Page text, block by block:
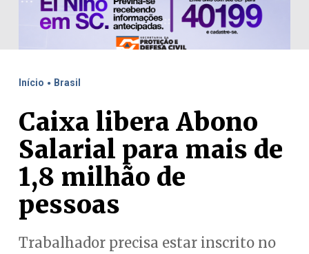
Início . Brasil
Caixa libera Abono
Salarial para mais de
1,8 milhão de
pessoas
Trabalhador precisa estar inscrito no